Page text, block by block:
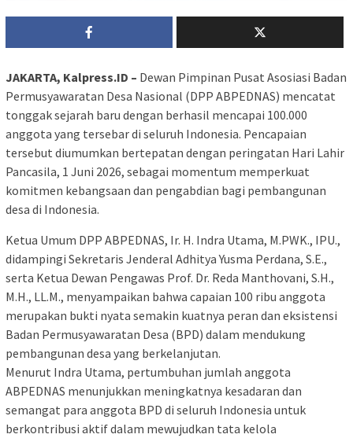
JAKARTA, Kalpress.ID – Dewan Pimpinan Pusat Asosiasi Badan
Permusyawaratan Desa Nasional (DPP ABPEDNAS) mencatat
tonggak sejarah baru dengan berhasil mencapai 100.000
anggota yang tersebar di seluruh Indonesia. Pencapaian
tersebut diumumkan bertepatan dengan peringatan Hari Lahir
Pancasila, 1 Juni 2026, sebagai momentum memperkuat
komitmen kebangsaan dan pengabdian bagi pembangunan
desa di Indonesia.
Ketua Umum DPP ABPEDNAS, Ir. H. Indra Utama, M.PWK., IPU.,
didampingi Sekretaris Jenderal Adhitya Yusma Perdana, S.E.,
serta Ketua Dewan Pengawas Prof. Dr. Reda Manthovani, S.H.,
M.H., LL.M., menyampaikan bahwa capaian 100 ribu anggota
merupakan bukti nyata semakin kuatnya peran dan eksistensi
Badan Permusyawaratan Desa (BPD) dalam mendukung
pembangunan desa yang berkelanjutan.
Menurut Indra Utama, pertumbuhan jumlah anggota
ABPEDNAS menunjukkan meningkatnya kesadaran dan
semangat para anggota BPD di seluruh Indonesia untuk
berkontribusi aktif dalam mewujudkan tata kelola